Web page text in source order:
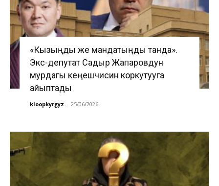
«Кызыңды же мандатыңды танда».
Экс-депутат Садыр Жапаровдун
мурдагы кеңешчисин коркутууга
айыптады
kloopkyrgyz - 25/06/2026